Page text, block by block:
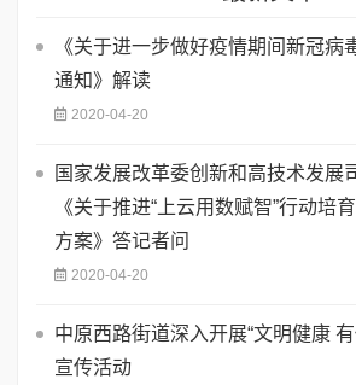
《关于进一步做好疫情期间新冠病
通知》解读
2020-04-20
国家发展改革委创新和高技术发展
《关于推进“上云用数赋智”行动培
方案》答记者问
2020-04-20
中原西路街道深入开展“文明健康
宣传活动